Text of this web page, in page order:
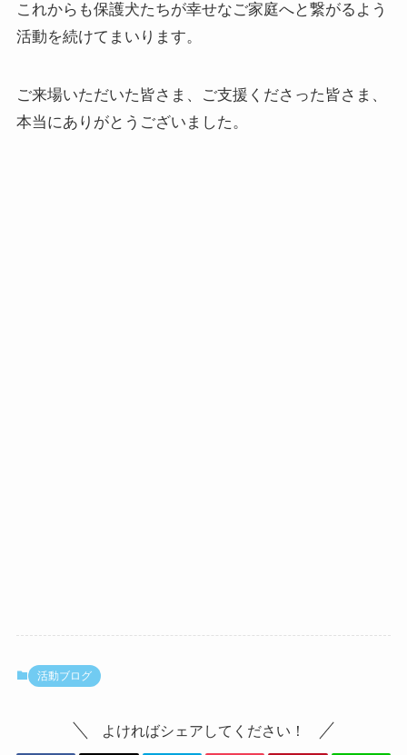
これからも保護犬たちが幸せなご家庭へと繋がるよう
活動を続けてまいります。
ご来場いただいた皆さま、ご支援くださった皆さま、
本当にありがとうございました。
活動ブログ
よければシェアしてください！